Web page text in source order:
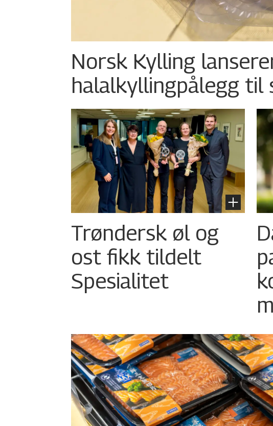
Norsk Kylling
halalkylling­pålegg til
Trøndersk øl og
ost fikk tildelt
Spesialitet